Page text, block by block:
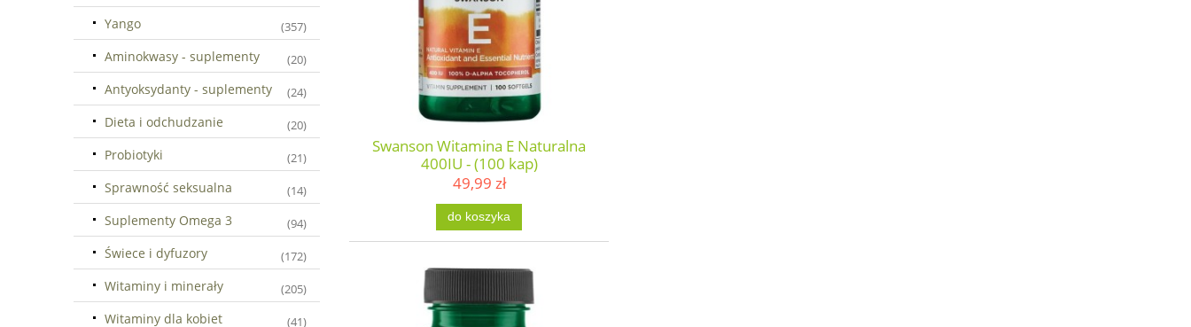
Yango (357)
Aminokwasy - suplementy (20)
Antyoksydanty - suplementy (24)
Dieta i odchudzanie (20)
Probiotyki (21)
Sprawność seksualna (14)
Suplementy Omega 3 (94)
Świece i dyfuzory (172)
Witaminy i minerały (205)
Witaminy dla kobiet (41)
Swanson Witamina E Naturalna
400IU - (100 kap)
49,99 zł
do koszyka